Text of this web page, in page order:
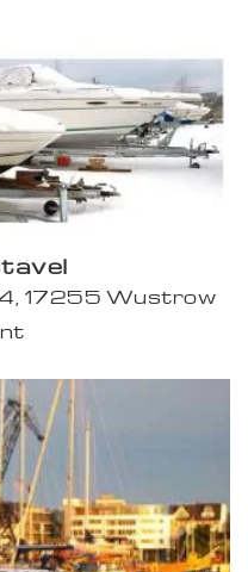
17255 Wustrow